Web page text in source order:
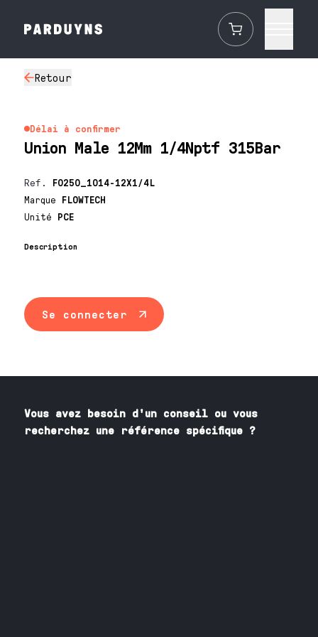
Retour
Délai à confirmer
Union Male 12Mm 1/4Nptf 315Bar
Ref. F0250_1014-12X1/4L
Marque FLOWTECH
Unité PCE
Description
Se connecter
Vous avez besoin d'un conseil ou vous
recherchez une référence spécifique ?